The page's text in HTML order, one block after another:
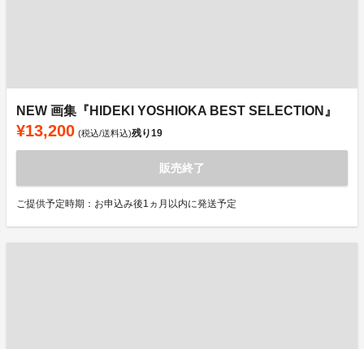
NEW 画集『HIDEKI YOSHIOKA BEST SELECTION』
¥13,200 (税込/送料込)残り19
販売終了
ご提供予定時期：お申込み後1ヵ月以内に発送予定